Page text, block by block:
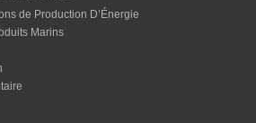
de Production D’Énergie
Marins